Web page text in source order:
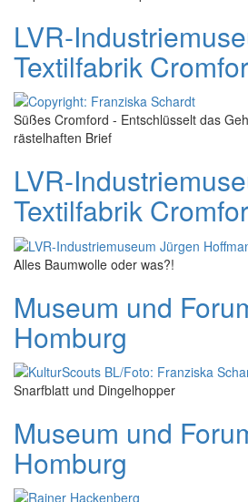
LVR-
Textilfabrik
Süßes Cromford - Entschlüsselt das
rästelhaften Brief
LVR-
Textilfabrik
Alles Baumwolle oder was?!
Museum und
Homburg
Snarfblatt und Dingelhopper
Museum und
Homburg